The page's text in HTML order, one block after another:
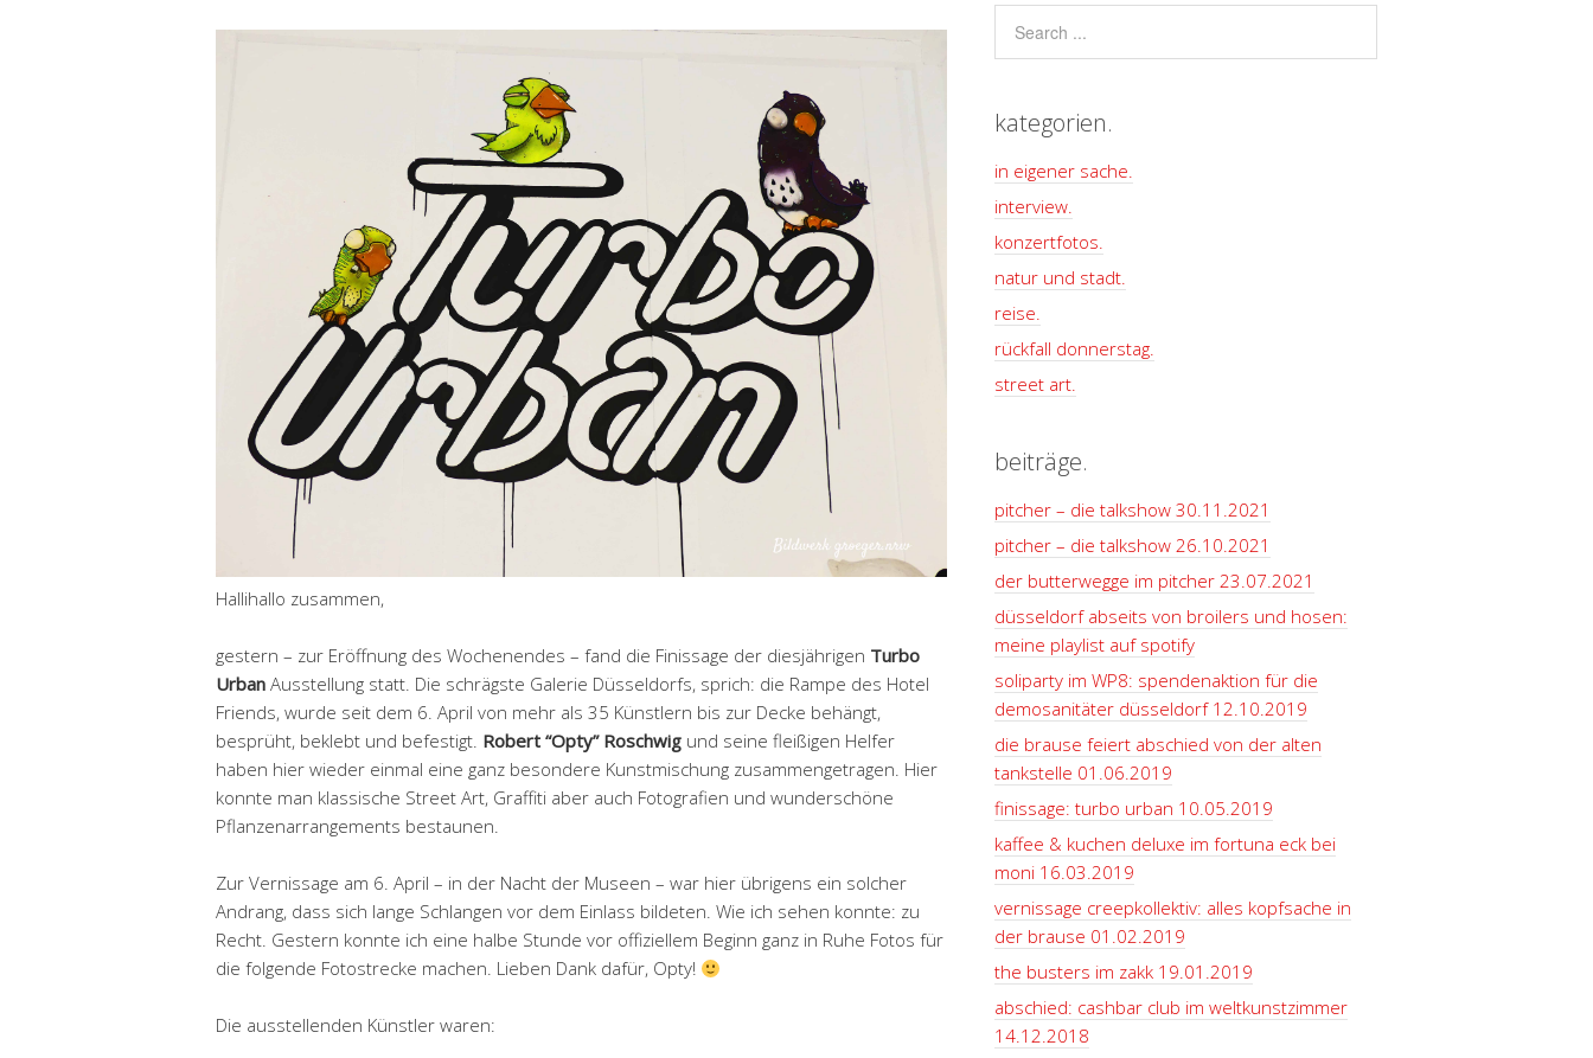
Hallihallo zusammen,
gestern – zur Eröffnung des Wochenendes – fand die Finissage der diesjährigen Turbo
Urban Ausstellung statt. Die schrägste Galerie Düsseldorfs, sprich: die Rampe des Hotel
Friends, wurde seit dem 6. April von mehr als 35 Künstlern bis zur Decke behängt,
besprüht, beklebt und befestigt. Robert “Opty” Roschwig und seine fleißigen Helfer
haben hier wieder einmal eine ganz besondere Kunstmischung zusammengetragen. Hier
konnte man klassische Street Art, Graffiti aber auch Fotografien und wunderschöne
Pflanzenarrangements bestaunen.
Zur Vernissage am 6. April – in der Nacht der Museen – war hier übrigens ein solcher
Andrang, dass sich lange Schlangen vor dem Einlass bildeten. Wie ich sehen konnte: zu
Recht. Gestern konnte ich eine halbe Stunde vor offiziellem Beginn ganz in Ruhe Fotos für
die folgende Fotostrecke machen. Lieben Dank dafür, Opty!
Die ausstellenden Künstler waren:
kategorien.
in eigener sache.
interview.
konzertfotos.
natur und stadt.
reise.
rückfall donnerstag.
street art.
beiträge.
pitcher – die talkshow 30.11.2021
pitcher – die talkshow 26.10.2021
der butterwegge im pitcher 23.07.2021
düsseldorf abseits von broilers und hosen:
meine playlist auf spotify
soliparty im WP8: spendenaktion für die
demosanitäter düsseldorf 12.10.2019
die brause feiert abschied von der alten
tankstelle 01.06.2019
finissage: turbo urban 10.05.2019
kaffee & kuchen deluxe im fortuna eck bei
moni 16.03.2019
vernissage creepkollektiv: alles kopfsache in
der brause 01.02.2019
the busters im zakk 19.01.2019
abschied: cashbar club im weltkunstzimmer
14.12.2018